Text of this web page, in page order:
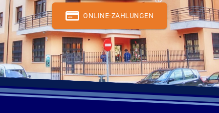
S ONLINE-ZAHLUNGEN